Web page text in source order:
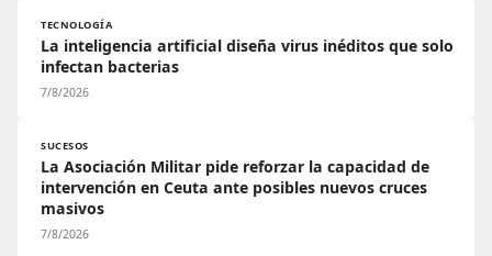
TECNOLOGÍA
La inteligencia artificial diseña virus inéditos que solo
infectan bacterias
7/8/2026
SUCESOS
La Asociación Militar pide reforzar la capacidad de
intervención en Ceuta ante posibles nuevos cruces
masivos
7/8/2026